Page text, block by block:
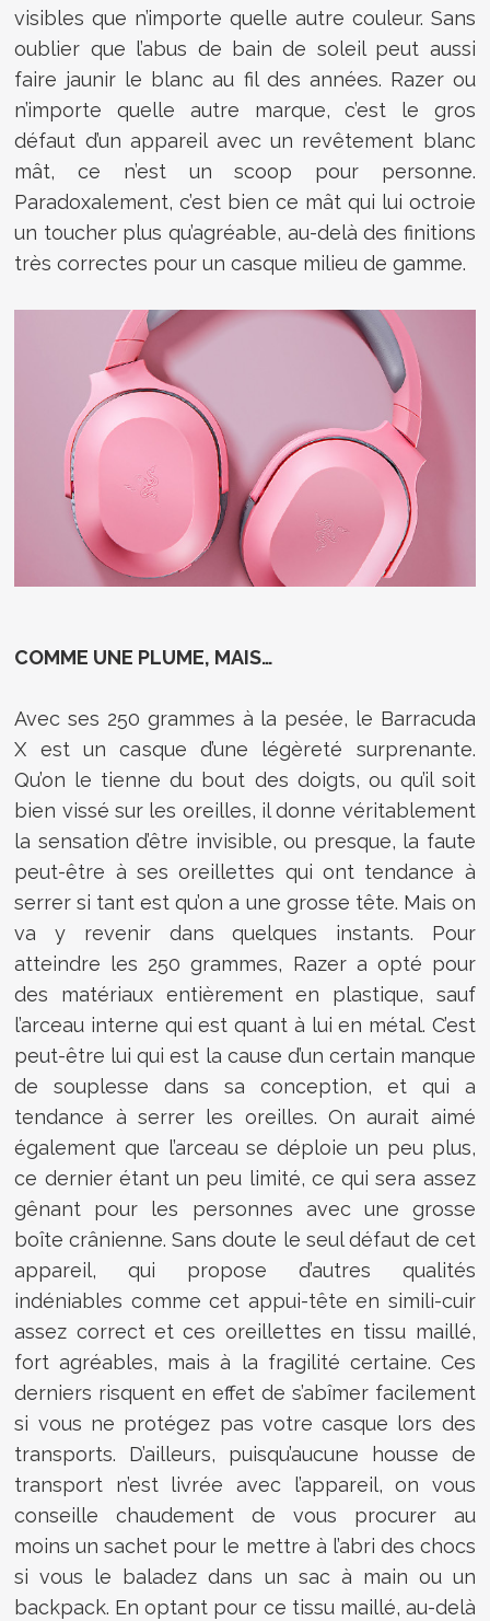
visibles que n’importe quelle autre couleur. Sans
oublier que l’abus de bain de soleil peut aussi
faire jaunir le blanc au fil des années. Razer ou
n’importe quelle autre marque, c’est le gros
défaut d’un appareil avec un revêtement blanc
mât, ce n’est un scoop pour personne.
Paradoxalement, c’est bien ce mât qui lui octroie
un toucher plus qu’agréable, au-delà des finitions
très correctes pour un casque milieu de gamme.
COMME UNE PLUME, MAIS…
Avec ses 250 grammes à la pesée, le Barracuda
X est un casque d’une légèreté surprenante.
Qu’on le tienne du bout des doigts, ou qu’il soit
bien vissé sur les oreilles, il donne véritablement
la sensation d’être invisible, ou presque, la faute
peut-être à ses oreillettes qui ont tendance à
serrer si tant est qu’on a une grosse tête. Mais on
va y revenir dans quelques instants. Pour
atteindre les 250 grammes, Razer a opté pour
des matériaux entièrement en plastique, sauf
l’arceau interne qui est quant à lui en métal. C’est
peut-être lui qui est la cause d’un certain manque
de souplesse dans sa conception, et qui a
tendance à serrer les oreilles. On aurait aimé
également que l’arceau se déploie un peu plus,
ce dernier étant un peu limité, ce qui sera assez
gênant pour les personnes avec une grosse
boîte crânienne. Sans doute le seul défaut de cet
appareil, qui propose d’autres qualités
indéniables comme cet appui-tête en simili-cuir
assez correct et ces oreillettes en tissu maillé,
fort agréables, mais à la fragilité certaine. Ces
derniers risquent en effet de s’abîmer facilement
si vous ne protégez pas votre casque lors des
transports. D’ailleurs, puisqu’aucune housse de
transport n’est livrée avec l’appareil, on vous
conseille chaudement de vous procurer au
moins un sachet pour le mettre à l’abri des chocs
si vous le baladez dans un sac à main ou un
backpack. En optant pour ce tissu maillé, au-delà